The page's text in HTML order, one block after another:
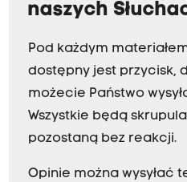
naszych
Pod każdym
dostępny jest przycisk,
możecie Państwo
Wszystkie będą
pozostaną bez reakcji.
Opinie można wysyłać